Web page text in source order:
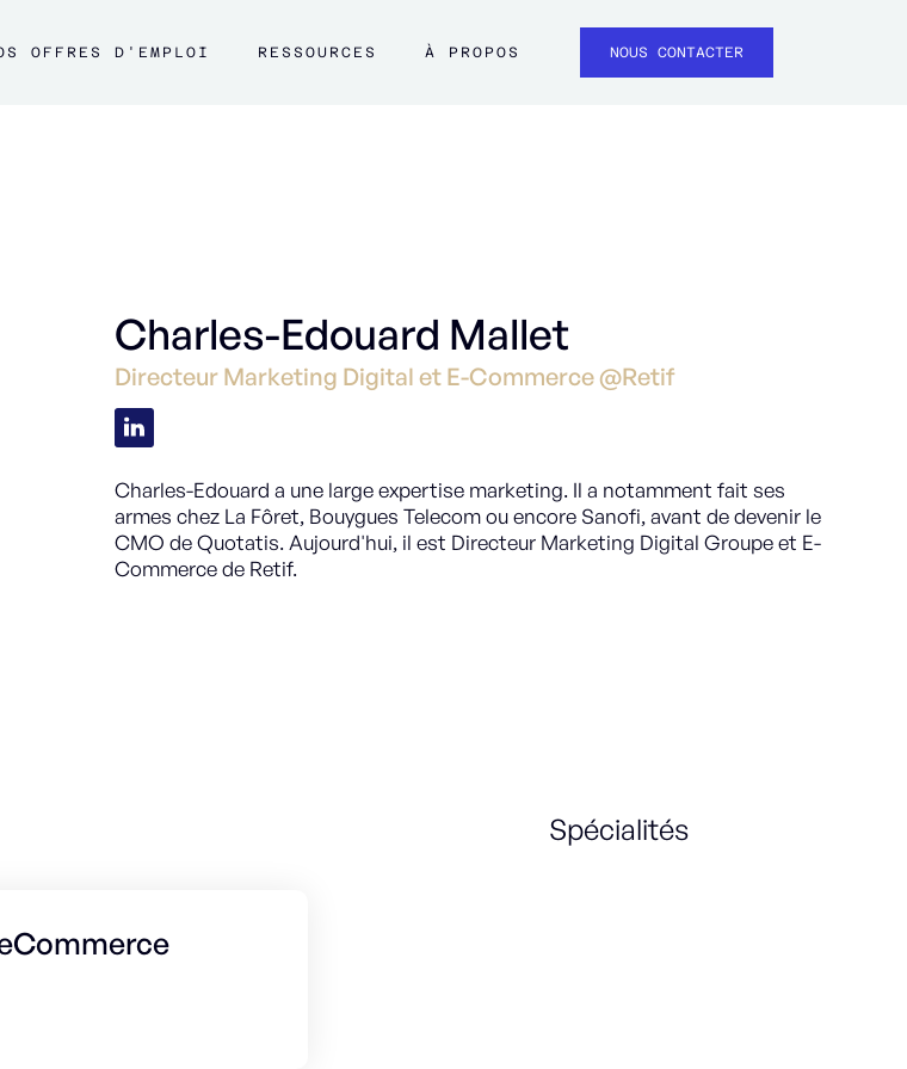
OFFRES D'EMPLOI RESSOURCES À PROPOS NOUS CONTACTER
Charles-Edouard Mallet
Directeur Marketing Digital et E-Commerce @Retif
Charles-Edouard a une large expertise marketing. Il a notamment fait ses
armes chez La Fôret, Bouygues Telecom ou encore Sanofi, avant de devenir le
CMO de Quotatis. Aujourd'hui, il est Directeur Marketing Digital Groupe et E-
Commerce de Retif.
Spécialités